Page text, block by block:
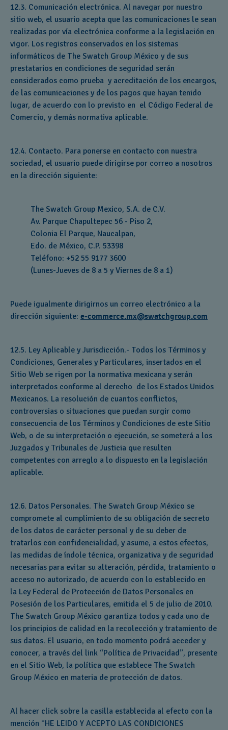
12.3. Comunicación electrónica. Al navegar por nuestro
sitio web, el usuario acepta que las comunicaciones le sean
realizadas por vía electrónica conforme a la legislación en
vigor. Los registros conservados en los sistemas
informáticos de The Swatch Group México y de sus
prestatarios en condiciones de seguridad serán
considerados como prueba y acreditación de los encargos,
de las comunicaciones y de los pagos que hayan tenido
lugar, de acuerdo con lo previsto en el Código Federal de
Comercio, y demás normativa aplicable.
12.4. Contacto. Para ponerse en contacto con nuestra
sociedad, el usuario puede dirigirse por correo a nosotros
en la dirección siguiente:
The Swatch Group Mexico, S.A. de C.V.
Av. Parque Chapultepec 56 - Piso 2,
Colonia El Parque, Naucalpan,
Edo. de México, C.P. 53398
Teléfono: +52 55 9177 3600
(Lunes-Jueves de 8 a 5 y Viernes de 8 a 1)
Puede igualmente dirigirnos un correo electrónico a la
dirección siguiente: e-commerce.mx@swatchgroup.com
12.5. Ley Aplicable y Jurisdicción.- Todos los Términos y
Condiciones, Generales y Particulares, insertados en el
Sitio Web se rigen por la normativa mexicana y serán
interpretados conforme al derecho de los Estados Unidos
Mexicanos. La resolución de cuantos conflictos,
controversias o situaciones que puedan surgir como
consecuencia de los Términos y Condiciones de este Sitio
Web, o de su interpretación o ejecución, se someterá a los
Juzgados y Tribunales de Justicia que resulten
competentes con arreglo a lo dispuesto en la legislación
aplicable.
12.6. Datos Personales. The Swatch Group México se
compromete al cumplimiento de su obligación de secreto
de los datos de carácter personal y de su deber de
tratarlos con confidencialidad, y asume, a estos efectos,
las medidas de índole técnica, organizativa y de seguridad
necesarias para evitar su alteración, pérdida, tratamiento o
acceso no autorizado, de acuerdo con lo establecido en
la Ley Federal de Protección de Datos Personales en
Posesión de los Particulares, emitida el 5 de julio de 2010.
The Swatch Group México garantiza todos y cada uno de
los principios de calidad en la recolección y tratamiento de
sus datos. El usuario, en todo momento podrá acceder y
conocer, a través del link “Política de Privacidad”, presente
en el Sitio Web, la política que establece The Swatch
Group México en materia de protección de datos.
Al hacer click sobre la casilla establecida al efecto con la
mención “HE LEIDO Y ACEPTO LAS CONDICIONES